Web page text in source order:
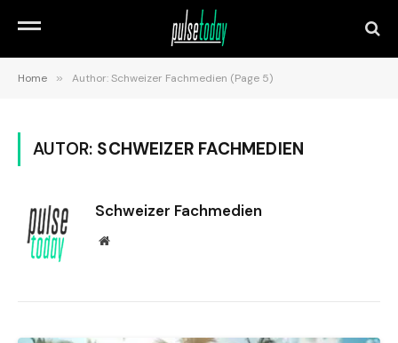
Home » Author: Schweizer Fachmedien (Page 5)
AUTOR: SCHWEIZER FACHMEDIEN
Schweizer Fachmedien
Website